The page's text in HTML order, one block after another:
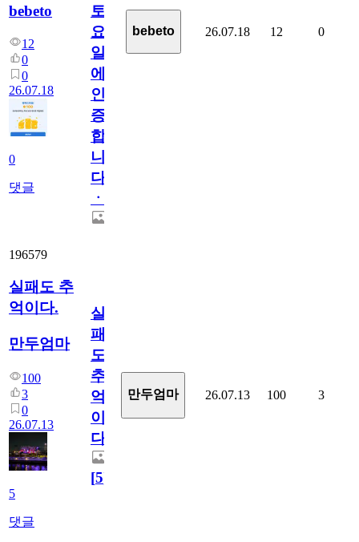
bebeto
12
0
0
26.07.18
0
댓글
토
요
일
에
인
증
합
니
다
ㆍ
bebeto 26.07.18 12 0
196579
실패도 추
억이다.
만두엄마
100
3
0
26.07.13
5
댓글
실
패
도
추
억
이
다.
[5]
만두엄마 26.07.13 100 3